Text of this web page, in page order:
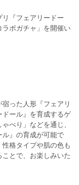
『フェアリードー
ボガチャ」を開催い
宿った人形『フェアリ
ール』を育成するゲ
べり」などを通じ、
ル』の育成が可能で
格タイプや肌の色も
とで、お楽しみいた